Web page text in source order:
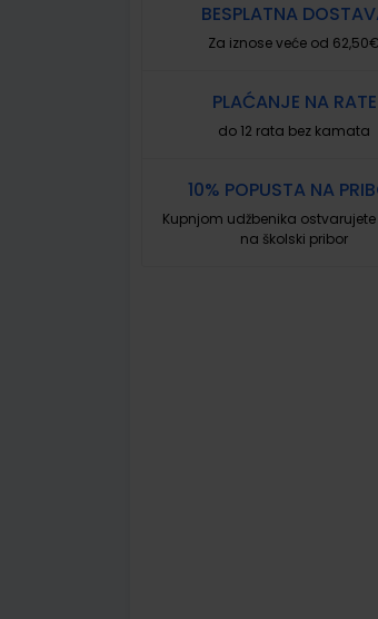
BESPLATNA
Za iznose veće od 62,50€
PLAĆANJE NA RATE
do 12 rata bez kamata
10% POPUSTA NA
Kupnjom udžbenika
na školski pribor